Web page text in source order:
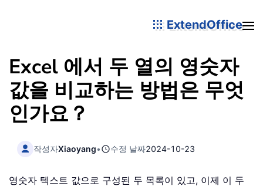
ExtendOffice
Excel 에서 두 열의 영숫자
값을 비교하는 방법은 무엇
인가요？
작성자Xiaoyang• 수정 날짜2024-10-23
영숫자 텍스트 값으로 구성된 두 목록이 있고, 이제 이 두